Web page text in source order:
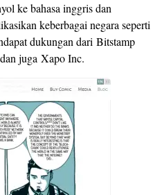
ke bahasa inggris dan
keberbagai negara seperti
dukungan dari Bitstamp
juga Xapo Inc.